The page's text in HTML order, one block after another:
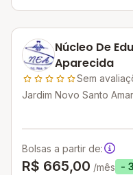
Núcleo De
Aparecida
Sem
Jardim Novo Santo
Bolsas a partir de:
R$ 665,00 /mês -